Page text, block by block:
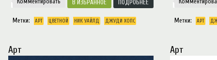
ИЗБРАННОЕ ПОДРОБНЕЕ
Метки: АРТ ЦВЕТНОЙ НИК УАЙЛД ДЖУДИ ХОПС Метки: АРТ
Арт Арт